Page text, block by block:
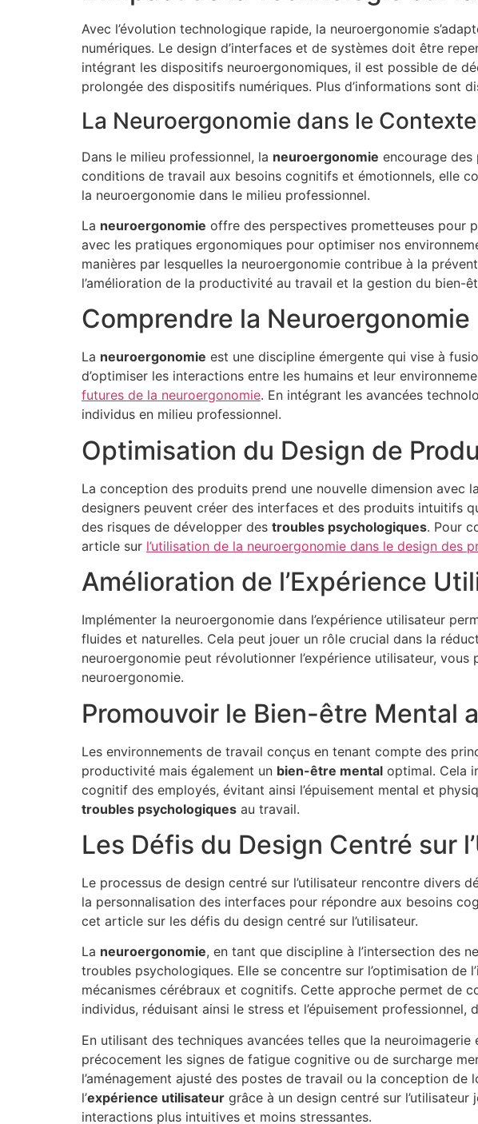
Avec l’évolution technologique rapide, la neuroergonomie
numériques. Le design d’interfaces et de systèmes doit être
intégrant les dispositifs neuroergonomiques, il est possible de
prolongée des dispositifs numériques. Plus d’informations sont
La Neuroergonomie dans le
Dans le milieu professionnel, la neuroergonomie encourage
conditions de travail aux besoins cognitifs et émotionnels, elle
la neuroergonomie dans le milieu professionnel.
La neuroergonomie offre des perspectives prometteuses pour
avec les pratiques ergonomiques pour optimiser nos
manières par lesquelles la neuroergonomie contribue à la
l’amélioration de la productivité au travail et la gestion du bien-
Comprendre la Neuroergonomie
La neuroergonomie est une discipline émergente qui vise à
d’optimiser les interactions entre les humains et leur
futures de la neuroergonomie. En intégrant les avancées
individus en milieu professionnel.
Optimisation du Design de
La conception des produits prend une nouvelle dimension avec la
designers peuvent créer des interfaces et des produits intuitifs
des risques de développer des troubles psychologiques. Pour
article sur l’utilisation de la neuroergonomie dans le design des
Amélioration de l’Expérience
Implémenter la neuroergonomie dans l’expérience utilisateur
fluides et naturelles. Cela peut jouer un rôle crucial dans la
neuroergonomie peut révolutionner l’expérience utilisateur,
neuroergonomie.
Promouvoir le Bien-être Mental
Les environnements de travail conçus en tenant compte des
productivité mais également un bien-être mental optimal. Cela
cognitif des employés, évitant ainsi l’épuisement mental et
troubles psychologiques au travail.
Les Défis du Design Centré sur
Le processus de design centré sur l’utilisateur rencontre divers
la personnalisation des interfaces pour répondre aux besoins
cet article sur les défis du design centré sur l’utilisateur.
La neuroergonomie, en tant que discipline à l’intersection des
troubles psychologiques. Elle se concentre sur l’optimisation
mécanismes cérébraux et cognitifs. Cette approche permet de
individus, réduisant ainsi le stress et l’épuisement
En utilisant des techniques avancées telles que la
précocement les signes de fatigue cognitive ou de surcharge
l’aménagement ajusté des postes de travail ou la conception
l’expérience utilisateur grâce à un design centré sur
interactions plus intuitives et moins stressantes.